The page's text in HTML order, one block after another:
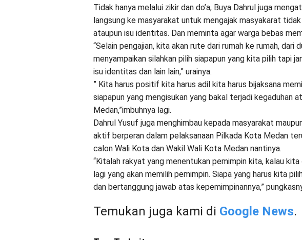
Tidak hanya melalui zikir dan do’a, Buya Dahrul juga
langsung ke masyarakat untuk mengajak masyakarat
ataupun isu identitas. Dan meminta agar warga bebas
“Selain pengajian, kita akan rute dari rumah ke rumah, dari
menyampaikan silahkan pilih siapapun yang kita pilih tapi
isu identitas dan lain lain,” urainya.
” Kita harus positif kita harus adil kita harus bijaksana
siapapun yang mengisukan yang bakal terjadi kegaduhan
Medan,”imbuhnya lagi.
Dahrul Yusuf juga menghimbau kepada masyarakat
aktif berperan dalam pelaksanaan Pilkada Kota Medan
calon Wali Kota dan Wakil Wali Kota Medan nantinya.
“Kitalah rakyat yang menentukan pemimpin kita, kalau
lagi yang akan memilih pemimpin. Siapa yang harus kita
dan bertanggung jawab atas kepemimpinannya,”
Temukan juga kami di Google News.